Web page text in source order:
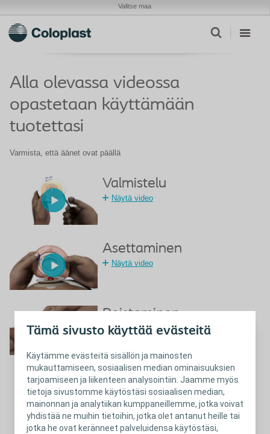
Tämä sivusto käyttää evästeitä
Käytämme evästeitä sisällön ja mainosten
mukauttamiseen, sosiaalisen median ominaisuuksien
tarjoamiseen ja liikenteen analysointiin. Jaamme myös
tietoja sivustomme käytöstäsi sosiaalisen median,
mainonnan ja analytiikan kumppaneillemme, jotka voivat
yhdistää ne muihin tietoihin, jotka olet antanut heille tai
jotka he ovat keränneet palveluidensa käytöstäsi,
Valitse maa
Alla olevassa videossa
opastetaan käyttämään
tuotettasi
Varmista, että äänet ovat päällä
Valmistelu
Näytä video
Asettaminen
Näytä video
Poistaminen
Sulje
Poistaminen